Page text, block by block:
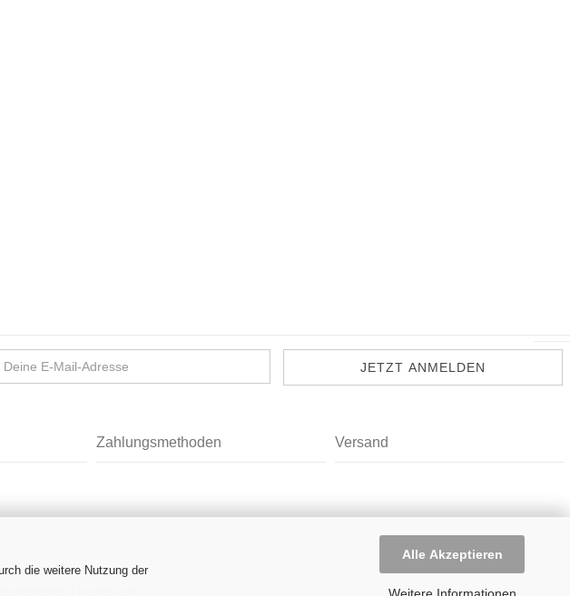
die weitere Nutzung der
Alle Akzeptieren
Weitere Informationen
Zahlungsmethoden Versand